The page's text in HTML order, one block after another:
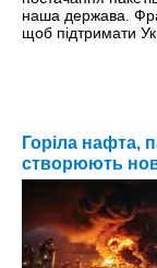
наша держава.
щоб підтримати
Горіла нафта,
створюють